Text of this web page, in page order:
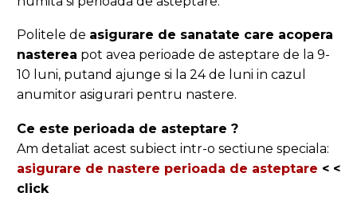
Politele de asigurare de sanatate care acopera
nasterea pot avea perioade de asteptare de la 9-
10 luni, putand ajunge si la 24 de luni in cazul
anumitor asigurari pentru nastere.
Ce este perioada de asteptare ?
Am detaliat acest subiect intr-o sectiune speciala:
asigurare de nastere perioada de asteptare < <
click